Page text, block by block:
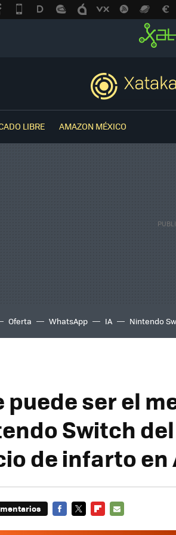
LIBRE AMAZON MÉXICO
Oferta WhatsApp IA Nintendo
puede ser el
Switch
de infarto en